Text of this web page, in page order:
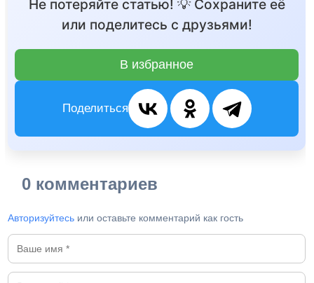
Не потеряйте статью! 💡 Сохраните её
или поделитесь с друзьями!
В избранное
Поделиться
0 комментариев
Авторизуйтесь или оставьте комментарий как гость